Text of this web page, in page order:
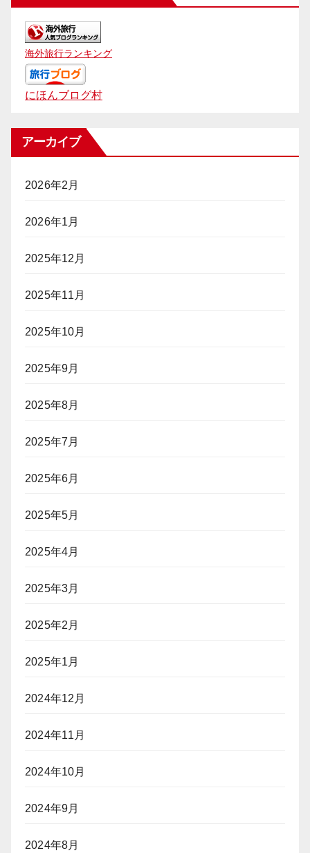
海外旅行ランキング
にほんブログ村
アーカイブ
2026年2月
2026年1月
2025年12月
2025年11月
2025年10月
2025年9月
2025年8月
2025年7月
2025年6月
2025年5月
2025年4月
2025年3月
2025年2月
2025年1月
2024年12月
2024年11月
2024年10月
2024年9月
2024年8月